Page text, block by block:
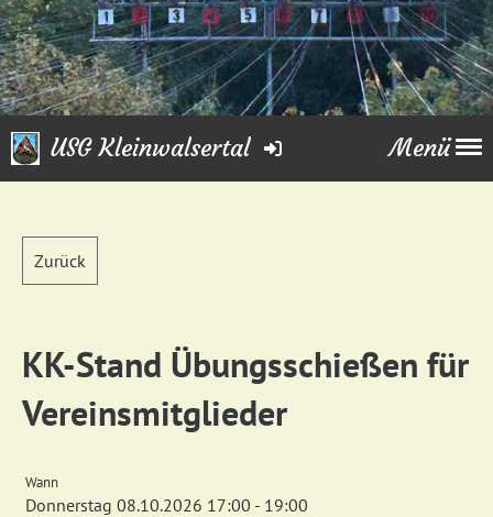
Menü
USG Kleinwalsertal
Zurück
KK-Stand Übungsschießen für
Vereinsmitglieder
Wann
Donnerstag 08.10.2026 17:00 - 19:00